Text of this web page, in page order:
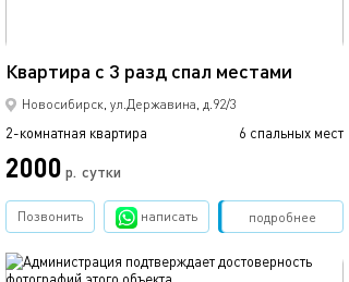
Квартира с 3 разд спал местами
Новосибирск, ул.Державина, д.92/3
2-комнатная квартира 6 спальных мест
2000 р. сутки
подробнее
Позвонить написать Забронировать
обновлено 21.04.2025